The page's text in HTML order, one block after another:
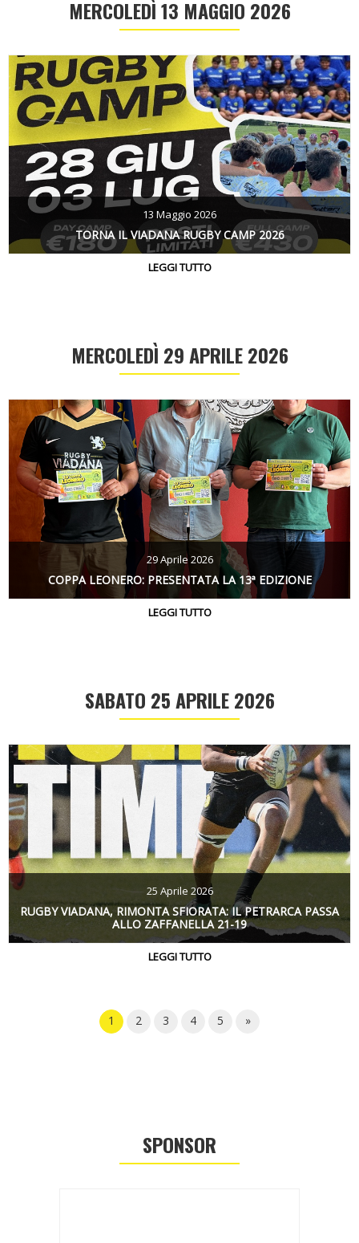
MERCOLEDÌ 13 MAGGIO 2026
13 Maggio 2026
TORNA IL VIADANA RUGBY CAMP 2026
LEGGI TUTTO
MERCOLEDÌ 29 APRILE 2026
29 Aprile 2026
COPPA LEONERO: PRESENTATA LA 13ª EDIZIONE
LEGGI TUTTO
SABATO 25 APRILE 2026
25 Aprile 2026
RUGBY VIADANA, RIMONTA SFIORATA: IL PETRARCA PASSA
ALLO ZAFFANELLA 21-19
LEGGI TUTTO
1 2 3 4 5 »
SPONSOR